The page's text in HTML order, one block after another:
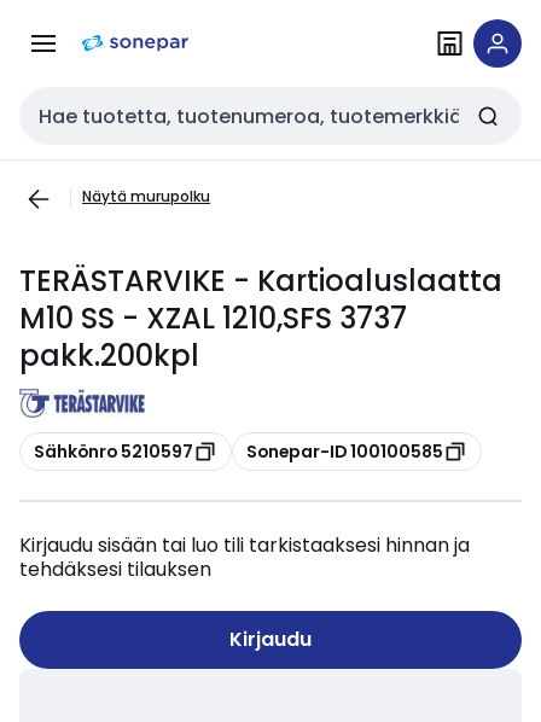
navigointiinsisältöön
Haku
Näytä murupolku
TERÄSTARVIKE - Kartioaluslaatta
M10 SS - XZAL 1210,SFS 3737
pakk.200kpl
Kopioi
Sähkönro 5210597 Kopioi
Sonepar-ID 100100585
Kirjaudu sisään tai luo tili tarkistaaksesi hinnan ja
tehdäksesi tilauksen
Kirjaudu